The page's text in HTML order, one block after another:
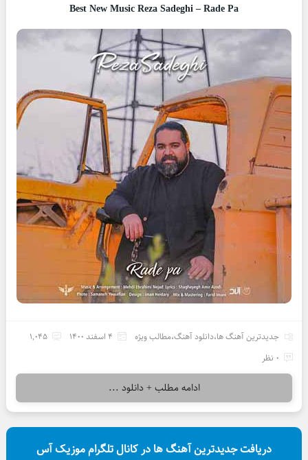
Best New Music Reza Sadeghi – Rade Pa
جدیدترین آهنگ ها،دانلود آهنگ،مطالب ویژه 4 اسفند 1400
1,045
0 نظر
ادامه مطلب + دانلود ...
دریافت جدیدترین آهنگ ها در کانال تلگرام موزیک آس